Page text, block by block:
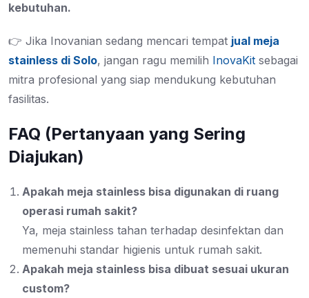
kebutuhan.
👉 Jika Inovanian sedang mencari tempat jual meja
stainless di Solo, jangan ragu memilih InovaKit sebagai
mitra profesional yang siap mendukung kebutuhan
fasilitas.
FAQ (Pertanyaan yang Sering
Diajukan)
Apakah meja stainless bisa digunakan di ruang
operasi rumah sakit?
Ya, meja stainless tahan terhadap desinfektan dan
memenuhi standar higienis untuk rumah sakit.
Apakah meja stainless bisa dibuat sesuai ukuran
custom?